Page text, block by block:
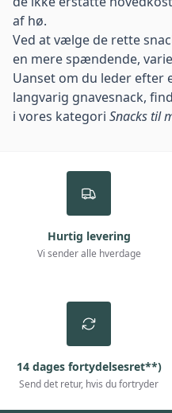
af hø.
Ved at vælge de rette
en mere spændende,
Uanset om du leder efter
langvarig gnavesnack,
i vores kategori Snacks til
Hurtig levering
Vi sender alle hverdage
14 dages fortydelsesret**)
Send det retur, hvis du fortryder